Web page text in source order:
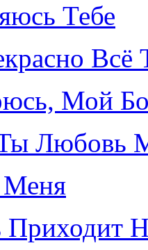
Тебе
Всё
Мой
Любовь